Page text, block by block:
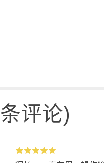
条评论)